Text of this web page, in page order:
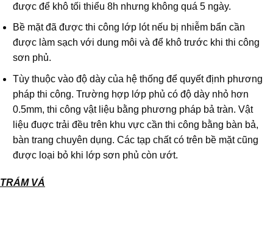
được để khô tối thiểu 8h nhưng không quá 5 ngày.
Bề mặt đã được thi công lớp lót nếu bị nhiễm bẩn cần
được làm sạch với dung môi và để khô trước khi thi công
sơn phủ.
Tùy thuộc vào độ dày của hệ thống để quyết định phương
pháp thi công. Trường hợp lớp phủ có độ dày nhỏ hơn
0.5mm, thi công vật liệu bằng phương pháp bả tràn. Vật
liệu đuợc trải đều trên khu vực cần thi công bằng bàn bả,
bàn trang chuyên dụng. Các tạp chất có trên bề mặt cũng
được loại bỏ khi lớp sơn phủ còn ướt.
TRÁM VÁ